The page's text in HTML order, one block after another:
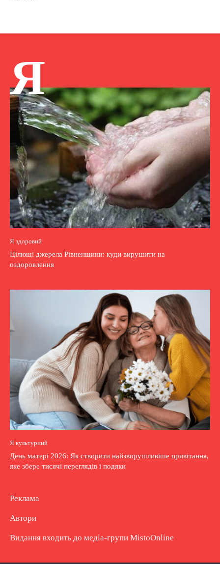
Я
Я здоровий
Цілющі джерела Рівненщини: куди вирушити на
оздоровлення
Я культурний
День матері 2026: Як створити найзворушливіше привітання,
яке збере тисячі переглядів і подяки
Реклама
Автори
Видання входить до медіа-групи MistoOnline